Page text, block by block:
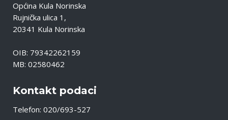
Općina Kula Norinska
Rujnička ulica 1,
20341 Kula Norinska
OIB: 79342262159
MB: 02580462
Kontakt podaci
Telefon: 020/693-527